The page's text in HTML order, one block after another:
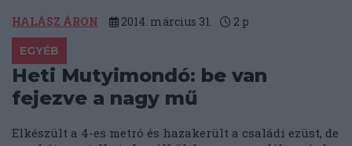
HALÁSZ ÁRON 2014. március 31. 2 p
EGYÉB
Heti Mutyimondó: be van
fejezve a nagy mű
Elkészült a 4-es metró és hazakerült a családi ezüst, de